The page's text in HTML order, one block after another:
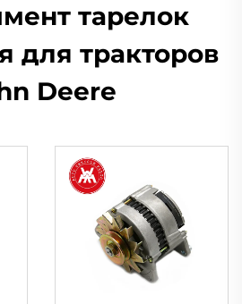
тарелок
для тракторов
Deere